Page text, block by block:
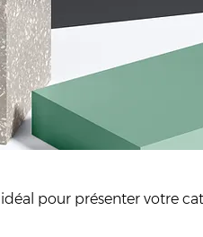
pour présenter votre